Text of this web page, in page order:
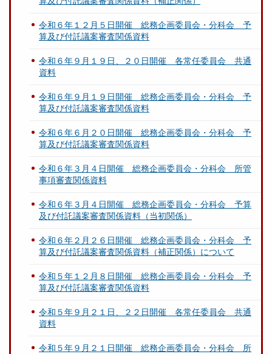
令和６年１２月５日開催 総務企画委員会・分科会 予
算及び付託議案審査関係資料
令和６年９月１９日、２０日開催 各常任委員会 共通
資料
令和６年９月１９日開催 総務企画委員会・分科会 予
算及び付託議案審査関係資料
令和６年６月２０日開催 総務企画委員会・分科会 予
算及び付託議案審査関係資料
令和６年３月４日開催 総務企画委員会・分科会 所管
事項審査関係資料
令和６年３月４日開催 総務企画委員会・分科会 予算
及び付託議案審査関係資料（当初関係）
令和６年２月２６日開催 総務企画委員会・分科会 予
算及び付託議案審査関係資料（補正関係）について
令和５年１２月８日開催 総務企画委員会・分科会 予
算及び付託議案審査関係資料
令和５年９月２１日、２２日開催 各常任委員会 共通
資料
令和５年９月２１日開催 総務企画委員会・分科会 所